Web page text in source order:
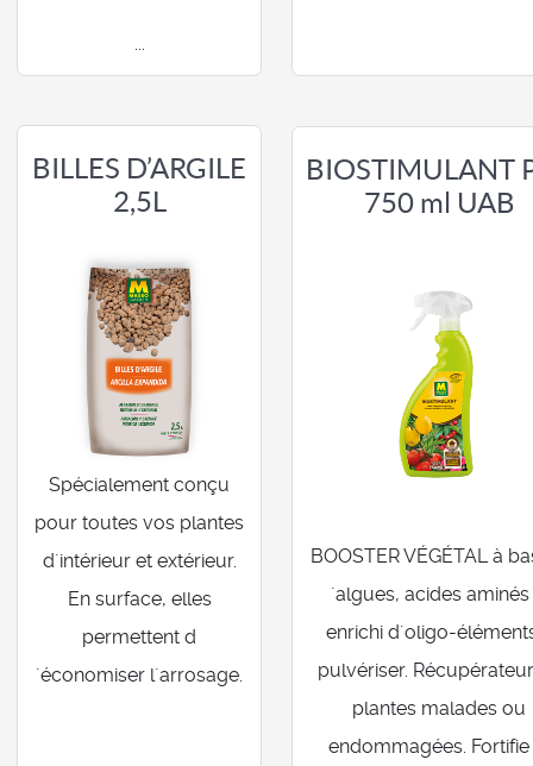
...
BILLES D’ARGILE
2,5L
Spécialement conçu
pour toutes vos plantes
d´intérieur et extérieur.
En surface, elles
permettent d
´économiser l´arrosage.
BIOSTIMULANT
750 ml UAB
BOOSTER VÉGÉTAL à
´algues, acides
enrichi d´oligo-
pulvériser.
plantes malades ou
endommagées. Fortifie